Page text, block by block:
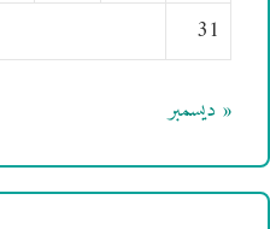
31
« ديسمبر